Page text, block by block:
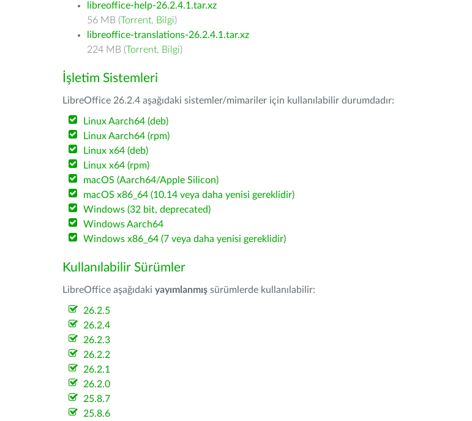
libreoffice-help-26.2.4.1.tar.xz
56 MB (Torrent, Bilgi)
libreoffice-translations-26.2.4.1.tar.xz
224 MB (Torrent, Bilgi)
İşletim Sistemleri
LibreOffice 26.2.4 aşağıdaki sistemler/mimariler için kullanılabilir durumdadır:
Linux Aarch64 (deb)
Linux Aarch64 (rpm)
Linux x64 (deb)
Linux x64 (rpm)
macOS (Aarch64/Apple Silicon)
macOS x86_64 (10.14 veya daha yenisi gereklidir)
Windows (32 bit, deprecated)
Windows Aarch64
Windows x86_64 (7 veya daha yenisi gereklidir)
Kullanılabilir Sürümler
LibreOffice aşağıdaki yayımlanmış sürümlerde kullanılabilir:
26.2.5
26.2.4
26.2.3
26.2.2
26.2.1
26.2.0
25.8.7
25.8.6